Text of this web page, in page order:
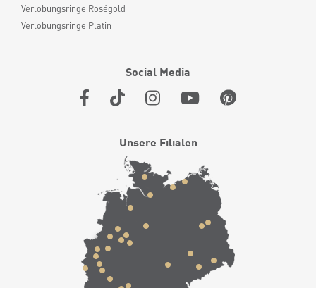
Verlobungsringe Roségold
Verlobungsringe Platin
Social Media
Unsere Filialen